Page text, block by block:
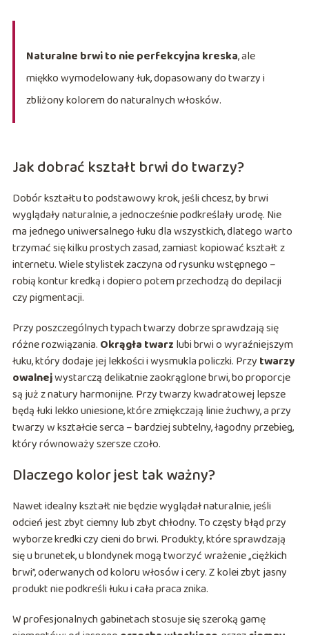
Naturalne brwi to nie perfekcyjna kreska, ale
miękko wymodelowany łuk, dopasowany do twarzy i
zbliżony kolorem do naturalnych włosków.
Jak dobrać kształt brwi do twarzy?
Dobór kształtu to podstawowy krok, jeśli chcesz, by brwi
wyglądały naturalnie, a jednocześnie podkreślały urodę. Nie
ma jednego uniwersalnego łuku dla wszystkich, dlatego warto
trzymać się kilku prostych zasad, zamiast kopiować kształt z
internetu. Wiele stylistek zaczyna od rysunku wstępnego –
robią kontur kredką i dopiero potem przechodzą do depilacji
czy pigmentacji.
Przy poszczególnych typach twarzy dobrze sprawdzają się
różne rozwiązania. Okrągła twarz lubi brwi o wyraźniejszym
łuku, który dodaje jej lekkości i wysmukla policzki. Przy twarzy
owalnejwystarczą delikatnie zaokrąglone brwi, bo proporcje
są już z natury harmonijne. Przy twarzy kwadratowej lepsze
będą łuki lekko uniesione, które zmiękczają linie żuchwy, a przy
twarzy w kształcie serca – bardziej subtelny, łagodny przebieg,
który równoważy szersze czoło.
Dlaczego kolor jest tak ważny?
Nawet idealny kształt nie będzie wyglądał naturalnie, jeśli
odcień jest zbyt ciemny lub zbyt chłodny. To częsty błąd przy
wyborze kredki czy cieni do brwi. Produkty, które sprawdzają
się u brunetek, u blondynek mogą tworzyć wrażenie „ciężkich
brwi”, oderwanych od koloru włosów i cery. Z kolei zbyt jasny
produkt nie podkreśli łuku i cała praca znika.
W profesjonalnych gabinetach stosuje się szeroką gamę